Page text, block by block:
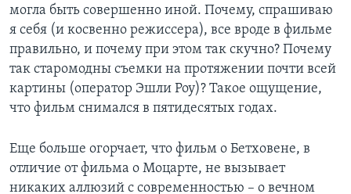
могла быть совершенно иной. Почему, спрашиваю
я себя (и косвенно режиссера), все вроде в фильме
правильно, и почему при этом так скучно? Почему
так старомодны съемки на протяжении почти всей
картины (оператор Эшли Роу)? Такое ощущение,
что фильм снимался в пятидесятых годах.
Еще больше огорчает, что фильм о Бетховене, в
отличие от фильма о Моцарте, не вызывает
никаких аллюзий с современностью – о вечном